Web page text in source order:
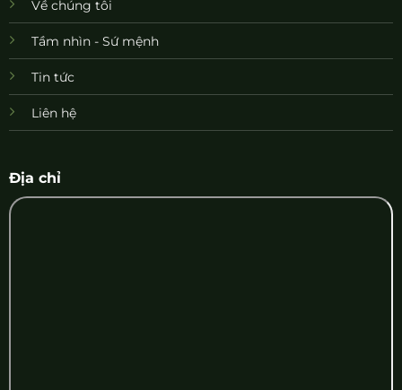
Về chúng tôi
Tầm nhìn - Sứ mệnh
Tin tức
Liên hệ
Địa chỉ